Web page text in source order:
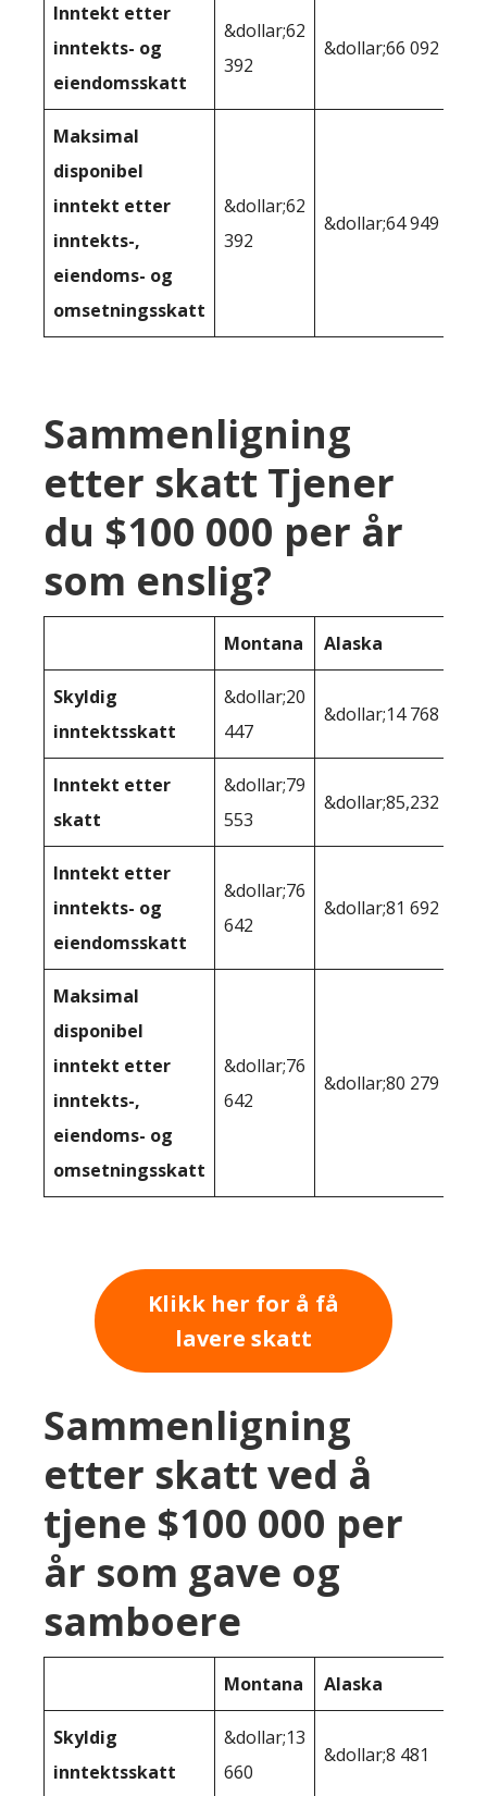
Inntekt etter
inntekts- og
eiendomsskatt
&dollar;62
392
&dollar;66 092
Maksimal
disponibel
inntekt etter
inntekts-,
eiendoms- og
omsetningsskatt
&dollar;62
392
&dollar;64 949
Sammenligning
etter skatt Tjener
du $100 000 per år
som enslig?
Montana Alaska
Skyldig
inntektsskatt
&dollar;20
447
&dollar;14 768
Inntekt etter
skatt
&dollar;79
553
&dollar;85,232
Inntekt etter
inntekts- og
eiendomsskatt
&dollar;76
642
&dollar;81 692
Maksimal
disponibel
inntekt etter
inntekts-,
eiendoms- og
omsetningsskatt
&dollar;76
642
&dollar;80 279
Klikk her for å få
lavere skatt
Sammenligning
etter skatt ved å
tjene $100 000 per
år som gave og
samboere
Montana Alaska
Skyldig
inntektsskatt
&dollar;13
660
&dollar;8 481